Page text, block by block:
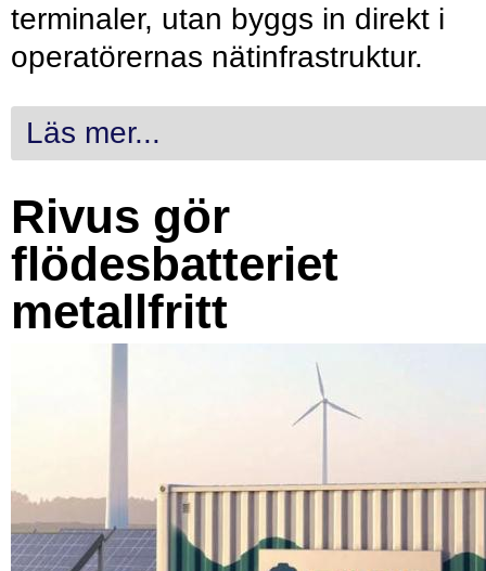
terminaler, utan byggs in direkt i
operatörernas nätinfrastruktur.
Läs mer...
Rivus gör
flödesbatteriet
metallfritt